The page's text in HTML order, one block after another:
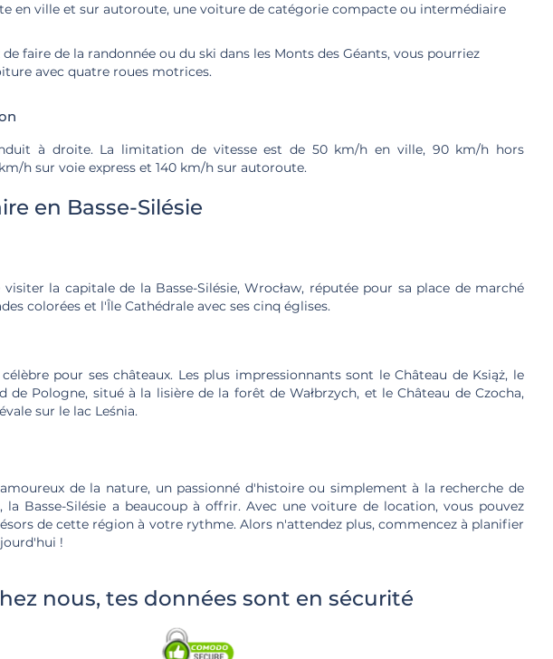
en ville et sur autoroute, une voiture de catégorie compacte ou intermédiaire
faire de la randonnée ou du ski dans les Monts des Géants, vous pourriez
avec quatre roues motrices.
à droite. La limitation de vitesse est de 50 km/h en ville, 90 km/h hors
h sur voie express et 140 km/h sur autoroute.
en Basse-Silésie
visiter la capitale de la Basse-Silésie, Wrocław, réputée pour sa place de marché
colorées et l'Île Cathédrale avec ses cinq églises.
célèbre pour ses châteaux. Les plus impressionnants sont le Château de Książ, le
de Pologne, situé à la lisière de la forêt de Wałbrzych, et le Château de Czocha,
sur le lac Leśnia.
de la nature, un passionné d'histoire ou simplement à la recherche de
la Basse-Silésie a beaucoup à offrir. Avec une voiture de location, vous pouvez
de cette région à votre rythme. Alors n'attendez plus, commencez à planifier
!
nous, tes données sont en sécurité